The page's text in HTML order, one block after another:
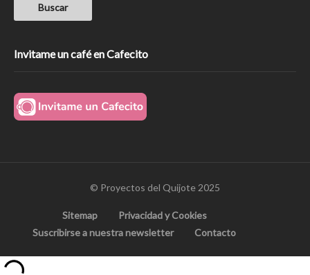
Invitame un café en Cafecito
© Proyectos del Quijote 2025
Sitemap
Privacidad y Cookies
Suscribirse a nuestra newsletter
Contacto